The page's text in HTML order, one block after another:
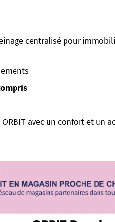
centralisé pour
avec un confort et un